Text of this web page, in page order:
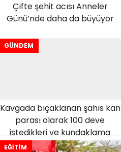
Çifte şehit acısı Anneler
Günü’nde daha da büyüyor
GÜNDEM
Kavgada bıçaklanan şahıs kan
parası olarak 100 deve
istedikleri ve kundaklama
iddialarını yalanladı
EĞİTİM